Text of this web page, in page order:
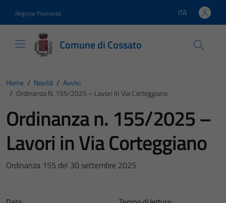
Regione Piemonte Lingua attiva:
ITA
Comune di Cossato
Home / Novità / Avvisi
/ Ordinanza N. 155/2025 – Lavori In Via Corteggiano
Ordinanza n. 155/2025 –
Lavori in Via Corteggiano
Ordinanza 155 del 30 settembre 2025